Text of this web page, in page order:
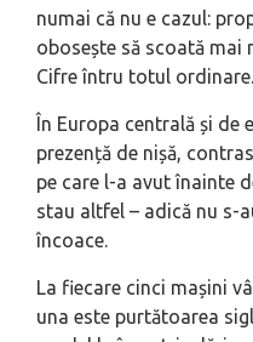
numai că nu e cazul:
obosește să scoată mai
Cifre întru totul ordinare.
În Europa centrală și de
prezență de nișă,
pe care l-a avut înainte
stau altfel – adică nu s-
încoace.
La fiecare cinci mașini
una este purtătoarea